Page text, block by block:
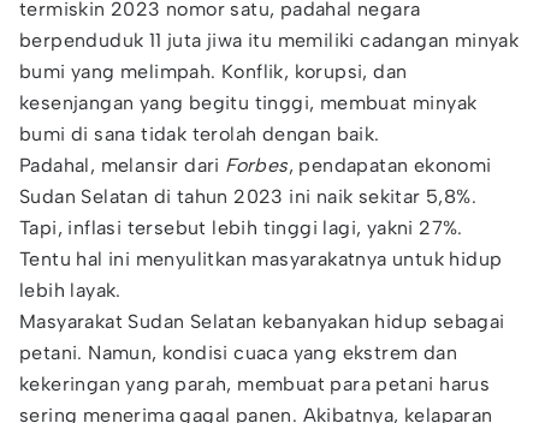
termiskin 2023 nomor satu, padahal negara
berpenduduk 11 juta jiwa itu memiliki cadangan minyak
bumi yang melimpah. Konflik, korupsi, dan
kesenjangan yang begitu tinggi, membuat minyak
bumi di sana tidak terolah dengan baik.
Padahal, melansir dari Forbes, pendapatan ekonomi
Sudan Selatan di tahun 2023 ini naik sekitar 5,8%.
Tapi, inflasi tersebut lebih tinggi lagi, yakni 27%.
Tentu hal ini menyulitkan masyarakatnya untuk hidup
lebih layak.
Masyarakat Sudan Selatan kebanyakan hidup sebagai
petani. Namun, kondisi cuaca yang ekstrem dan
kekeringan yang parah, membuat para petani harus
sering menerima gagal panen. Akibatnya, kelaparan